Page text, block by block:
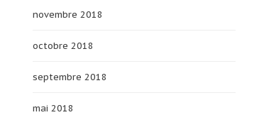
novembre 2018
octobre 2018
septembre 2018
mai 2018